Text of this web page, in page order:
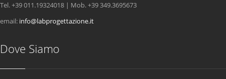
Tel. +39 011.19324018 | Mob. +39 349.3695673
email: info@labprogettazione.it
Dove Siamo